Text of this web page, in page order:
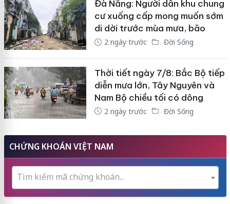
Đà Nẵng: Người dân khu chung
cư xuống cấp mong muốn sớm
di dời trước mùa mưa, bão
2 ngày trước Đời Sống
Thời tiết ngày 7/8: Bắc Bộ tiếp
diễn mưa lớn, Tây Nguyên và
Nam Bộ chiều tối có dông
2 ngày trước Đời Sống
CHỨNG KHOÁN VIỆT NAM
Tìm kiếm mã chứng khoán...